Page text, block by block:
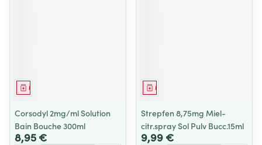
Médicament
Corsodyl 2mg/ml Solution
Bain Bouche 300ml
8,95 €
Médicament
Strepfen 8,75mg Miel-
citr.spray Sol Pulv Bucc.15ml
9,99 €